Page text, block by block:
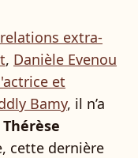
relations extra-
, Danièle Evenou
et
Bamy, il n’a
cette dernière